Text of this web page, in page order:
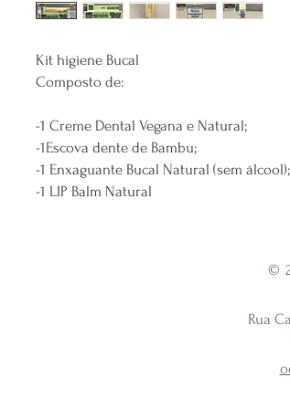
Kit higiene Bucal
Composto de:
-1 Creme Dental Vegana e Natural;
-1Escova dente de Bambu;
-1 Enxaguante Bucal Natural (sem álcool);
-1 LIP Balm Natural
©
Rua